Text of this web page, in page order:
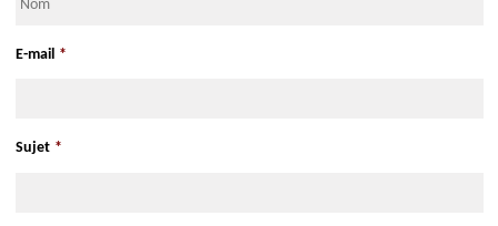
Nom
E-mail *
Sujet *